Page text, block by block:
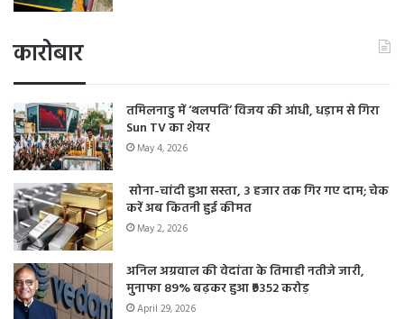
कारोबार
तमिलनाडु में ‘थलपति’ विजय की आंधी, धड़ाम से गिरा
Sun TV का शेयर
May 4, 2026
सोना-चांदी हुआ सस्ता, 3 हजार तक गिर गए दाम; चेक
करें अब कितनी हुई कीमत
May 2, 2026
अनिल अग्रवाल की वेदांता के तिमाही नतीजे जारी,
मुनाफा 89% बढ़कर हुआ ₹9352 करोड़
April 29, 2026